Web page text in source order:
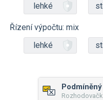
lehké
Řízení výpočtu: mix
lehké